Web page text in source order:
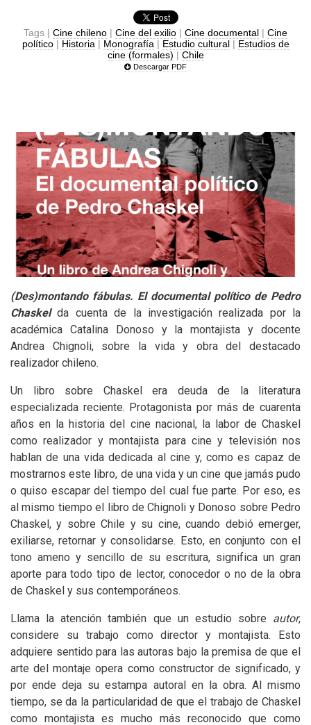
Tags | Cine chileno | Cine del exilio | Cine documental | Cine
político| Historia | Monografía | Estudio cultural| Estudios de
cine (formales) | Chile
Descargar PDF
(Des)montando fábulas. El documental político de Pedro
Chaskelda cuenta de la investigación realizada por la
académica Catalina Donoso y la montajista y docente
Andrea Chignoli, sobre la vida y obra del destacado
realizador chileno.
Un libro sobre Chaskel era deuda de la literatura
especializada reciente. Protagonista por más de cuarenta
años en la historia del cine nacional, la labor de Chaskel
como realizador y montajista para cine y televisión nos
hablan de una vida dedicada al cine y, como es capaz de
mostrarnos este libro, de una vida y un cine que jamás pudo
o quiso escapar del tiempo del cual fue parte. Por eso, es
al mismo tiempo el libro de Chignoli y Donoso sobre Pedro
Chaskel, y sobre Chile y su cine, cuando debió emerger,
exiliarse, retornar y consolidarse. Esto, en conjunto con el
tono ameno y sencillo de su escritura, significa un gran
aporte para todo tipo de lector, conocedor o no de la obra
de Chaskel y sus contemporáneos.
Llama la atención también que un estudio sobre autor,
considere su trabajo como director y montajista. Esto
adquiere sentido para las autoras bajo la premisa de que el
arte del montaje opera como constructor de significado, y
por ende deja su estampa autoral en la obra. Al mismo
tiempo, se da la particularidad de que el trabajo de Chaskel
como montajista es mucho más reconocido que como